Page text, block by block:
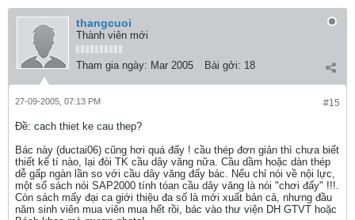
thangcuoi
Thành viên mới
Tham gia ngày: Mar 2005 Bài gởi: 18
#15
27-09-2005, 07:13 PM
Ðề: cach thiet ke cau thep?
Bác này (ductai06) cũng hơi quá đấy ! cầu thép đơn giản thì chưa biết
thiết kế tí nào, lại đòi TK cầu dây văng nữa. Cầu dầm hoặc dàn thép
dễ gấp ngàn lần so với cầu dây văng đấy bác. Nếu chỉ nói về nội lực,
một số sách nói SAP2000 tính tóan cầu dây văng là nói "chơi đấy" !!!.
Còn sách mấy đại ca giới thiệu đa số là mới xuất bản cả, nhưng đầu
năm sinh viên mua viên mua hết rồi, bác vào thư viện DH GTVT hoặc